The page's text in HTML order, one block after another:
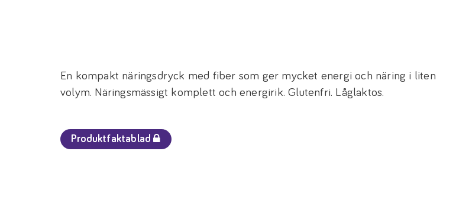
En kompakt näringsdryck med fiber som ger mycket energi och näring i liten
volym. Näringsmässigt komplett och energirik. Glutenfri. Låglaktos.
Produktfaktablad